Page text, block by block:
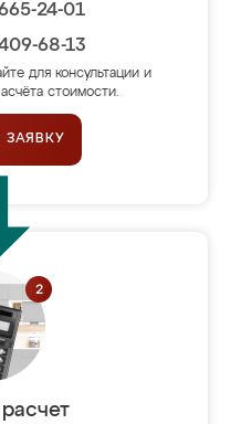
24-01
68-13
для консультации и
стоимости.
ЗАЯВКУ